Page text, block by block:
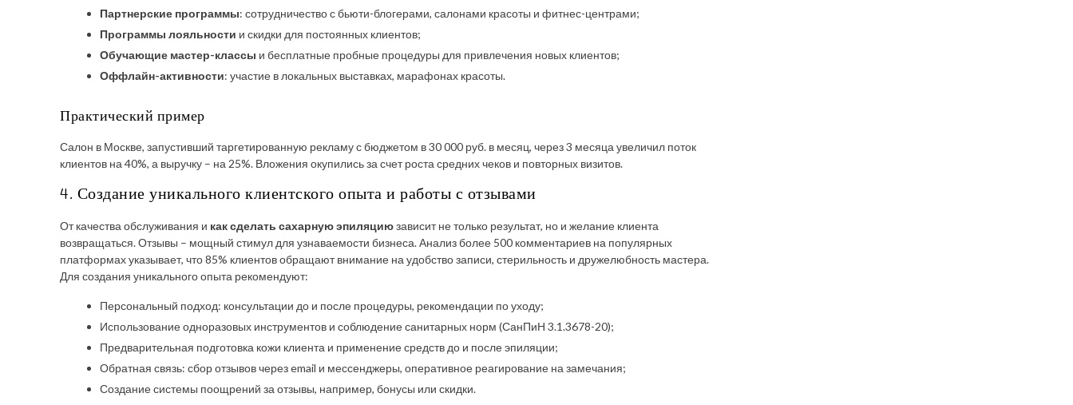
Партнерские программы: сотрудничество с бьюти-блогерами, салонами красоты и фитнес-центрами;
Программы лояльности и скидки для постоянных клиентов;
Обучающие мастер-классы и бесплатные пробные процедуры для привлечения новых клиентов;
Оффлайн-активности: участие в локальных выставках, марафонах красоты.
Практический пример
Салон в Москве, запустивший таргетированную рекламу с бюджетом в 30 000 руб. в месяц, через 3 месяца увеличил поток
клиентов на 40%, а выручку – на 25%. Вложения окупились за счет роста средних чеков и повторных визитов.
4. Создание уникального клиентского опыта и работы с отзывами
От качества обслуживания и как сделать сахарную эпиляциюзависит не только результат, но и желание клиента
возвращаться. Отзывы – мощный стимул для узнаваемости бизнеса. Анализ более 500 комментариев на популярных
платформах указывает, что 85% клиентов обращают внимание на удобство записи, стерильность и дружелюбность мастера.
Для создания уникального опыта рекомендуют:
Персональный подход: консультации до и после процедуры, рекомендации по уходу;
Использование одноразовых инструментов и соблюдение санитарных норм (СанПиН 3.1.3678-20);
Предварительная подготовка кожи клиента и применение средств до и после эпиляции;
Обратная связь: сбор отзывов через email и мессенджеры, оперативное реагирование на замечания;
Создание системы поощрений за отзывы, например, бонусы или скидки.